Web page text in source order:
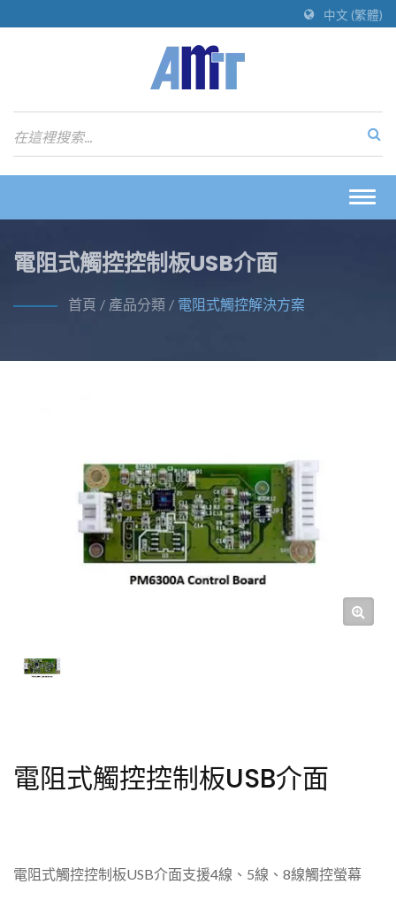
中文 (繁體)
電阻式觸控控制板USB介面
首頁 / 產品分類 / 電阻式觸控解決方案
電阻式觸控控制板USB介面
電阻式觸控控制板USB介面支援4線、5線、8線觸控螢幕